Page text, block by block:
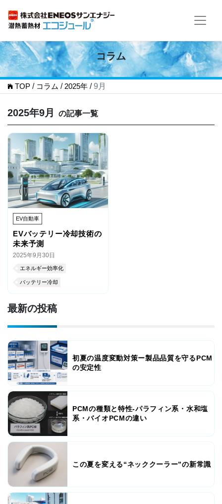
コラム
TOP / コラム / 2025年 /9月
2025年9月 の記事一覧
EV自動車
EVバッテリー冷却技術の
未来予測
2025年9月30日
エネルギー効率化
バッテリー冷却
最新の投稿
初夏の温度変動対策ー製品品質を守るPCM
の安定性
PCMの種類と特性-パラフィン系・水和塩
系・バイオPCMの違い
この夏を変える“ネッククーラー”の新常識